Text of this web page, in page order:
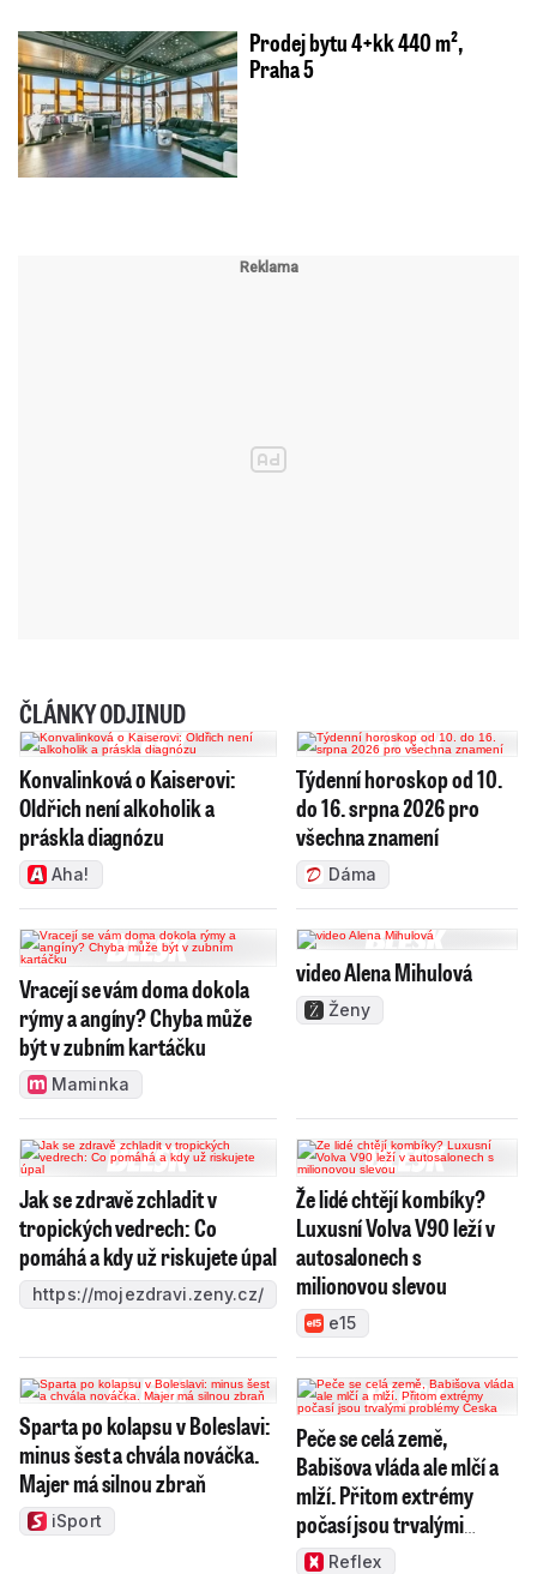
Prodej bytu 4+kk 440 m²,
Praha 5
ČLÁNKY ODJINUD
Konvalinková o Kaiserovi:
Oldřich není alkoholik a
práskla diagnózu
Aha!
Týdenní horoskop od 10.
do 16. srpna 2026 pro
všechna znamení
Dáma
Vracejí se vám doma dokola
rýmy a angíny? Chyba může
být v zubním kartáčku
Maminka
video Alena Mihulová
Ženy
Jak se zdravě zchladit v
tropických vedrech: Co
pomáhá a kdy už riskujete úpal
https://mojezdravi.zeny.cz/
Že lidé chtějí kombíky?
Luxusní Volva V90 leží v
autosalonech s
milionovou slevou
e15
Sparta po kolapsu v Boleslavi:
minus šest a chvála nováčka.
Majer má silnou zbraň
iSport
Peče se celá země,
Babišova vláda ale mlčí a
mlží. Přitom extrémy
počasí jsou trvalými
problémy Česka
Reflex